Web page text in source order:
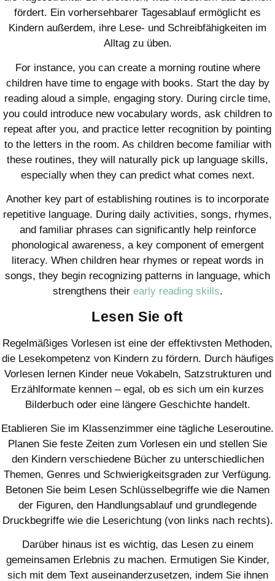
fördert. Ein vorhersehbarer Tagesablauf ermöglicht es
Kindern außerdem, ihre Lese- und Schreibfähigkeiten im
Alltag zu üben.
For instance, you can create a morning routine where
children have time to engage with books. Start the day by
reading aloud a simple, engaging story. During circle time,
you could introduce new vocabulary words, ask children to
repeat after you, and practice letter recognition by pointing
to the letters in the room. As children become familiar with
these routines, they will naturally pick up language skills,
especially when they can predict what comes next.
Another key part of establishing routines is to incorporate
repetitive language. During daily activities, songs, rhymes,
and familiar phrases can significantly help reinforce
phonological awareness, a key component of emergent
literacy. When children hear rhymes or repeat words in
songs, they begin recognizing patterns in language, which
strengthens their early reading skills.
Lesen Sie oft
Regelmäßiges Vorlesen ist eine der effektivsten Methoden,
die Lesekompetenz von Kindern zu fördern. Durch häufiges
Vorlesen lernen Kinder neue Vokabeln, Satzstrukturen und
Erzählformate kennen – egal, ob es sich um ein kurzes
Bilderbuch oder eine längere Geschichte handelt.
Etablieren Sie im Klassenzimmer eine tägliche Leseroutine.
Planen Sie feste Zeiten zum Vorlesen ein und stellen Sie
den Kindern verschiedene Bücher zu unterschiedlichen
Themen, Genres und Schwierigkeitsgraden zur Verfügung.
Betonen Sie beim Lesen Schlüsselbegriffe wie die Namen
der Figuren, den Handlungsablauf und grundlegende
Druckbegriffe wie die Leserichtung (von links nach rechts).
Darüber hinaus ist es wichtig, das Lesen zu einem
gemeinsamen Erlebnis zu machen. Ermutigen Sie Kinder,
sich mit dem Text auseinanderzusetzen, indem Sie ihnen